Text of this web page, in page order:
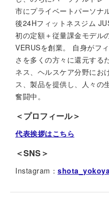
市にプライベートパーソナ
後24Hフィットネスジム
初の定額＋従量課金モデル
VERUSを創業。 自身がフ
さを多くの方々に還元する
ネス、ヘルスケア分野にお
ス、製品を提供し、人々の
奮闘中。
＜プロフィール＞
代表挨拶はこちら
＜SNS＞
Instagram：